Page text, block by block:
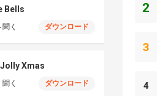
Bells
く ダウンロード
Xmas
く ダウンロード
2
3
4